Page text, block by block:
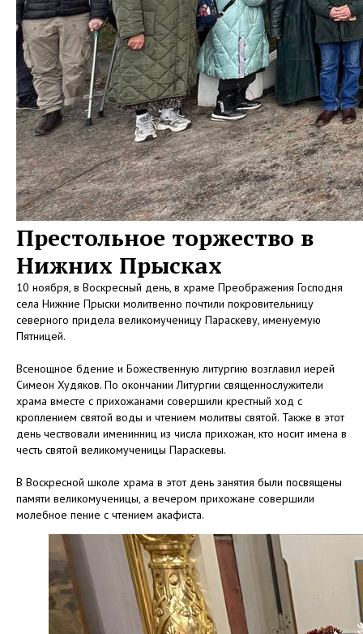
Престольное торжество в
Нижних Прысках
10 ноября, в Воскресный день, в храме Преображения Господня
села Нижние Прыски молитвенно почтили покровительницу
северного придела великомученицу Параскеву, именуемую
Пятницей.
Всенощное бдение и Божественную литургию возглавил иерей
Симеон Худяков. По окончании Литургии священнослужители
храма вместе с прихожанами совершили крестный ход с
кроплением святой воды и чтением молитвы святой. Также в этот
день чествовали именинниц из числа прихожан, кто носит имена в
честь святой великомученицы Параскевы.
В Воскресной школе храма в этот день занятия были посвящены
памяти великомученицы, а вечером прихожане совершили
молебное пение с чтением акафиста.